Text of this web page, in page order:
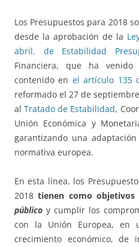
Los Presupuestos para 2018
desde la aprobación de la
abril, de Estabilidad
Financiera, que ha
contenido en el artículo 135
reformado el 27 de
alTratado de Estabilidad,
Unión Económica y
garantizando una
normativa europea.
En esta línea, los
2018tienen como objetivos
público y cumplir los
con la Unión Europea, en
crecimiento económico, de